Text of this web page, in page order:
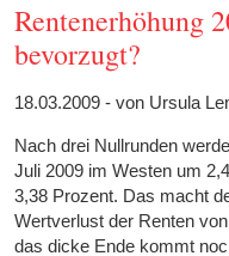
Rentenerhöhung
bevorzugt?
18.03.2009 - von Ursula
Nach drei Nullrunden
Juli 2009 im Westen um
3,38 Prozent. Das macht
Wertverlust der Renten
das dicke Ende kommt